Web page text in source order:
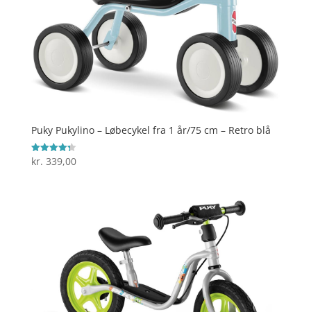
Puky Pukylino – Løbecykel fra 1 år/75 cm – Retro blå
Vurderet
4.3
kr. 339,00